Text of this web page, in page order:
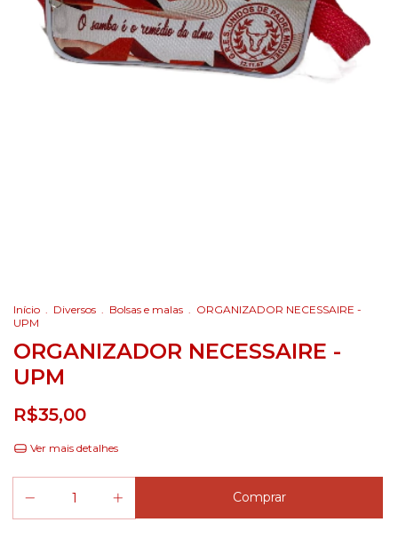
Início . Diversos . Bolsas e malas . ORGANIZADOR NECESSAIRE -
UPM
ORGANIZADOR NECESSAIRE -
UPM
R$35,00
Ver mais detalhes